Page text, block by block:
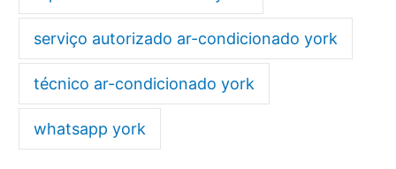
serviço autorizado ar-condicionado york
técnico ar-condicionado york
whatsapp york